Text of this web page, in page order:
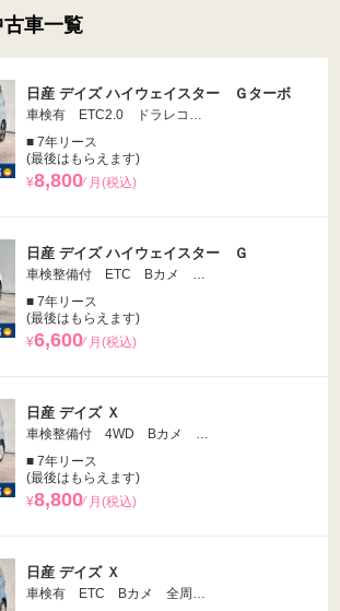
古車一覧
日産 デイズ ハイウェイスター Ｇターボ
車検有 ETC2.0 ドラレコ…
■ 7年リース
(最後はもらえます)
¥8,800⁄ 月(税込)
日産 デイズ ハイウェイスター Ｇ
車検整備付 ETC Bカメ …
■ 7年リース
(最後はもらえます)
¥6,600⁄ 月(税込)
日産 デイズ Ｘ
車検整備付 4WD Bカメ …
■ 7年リース
(最後はもらえます)
¥8,800⁄ 月(税込)
日産 デイズ Ｘ
車検有 ETC Bカメ 全周…